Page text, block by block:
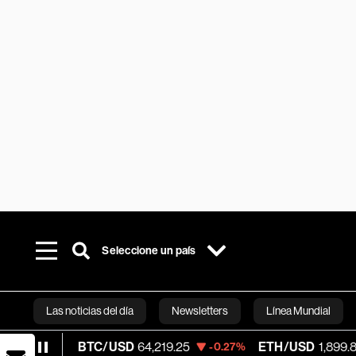
Seleccione un país
Las noticias del día Newsletters Línea Mundial
Bloomberg
BTC/USD 64,219.25 -0.27% ETH/USD 1,899.825 -